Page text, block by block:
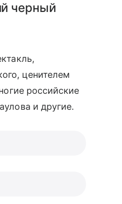
черный
ценителем
российские
и другие.